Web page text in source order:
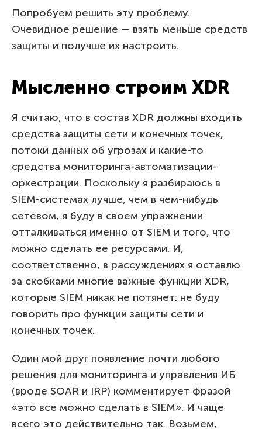
Попробуем решить эту проблему.
Очевидное решение — взять меньше средств
защиты и получше их настроить.
Мысленно строим XDR
Я считаю, что в состав XDR должны входить
средства защиты сети и конечных точек,
потоки данных об угрозах и какие-то
средства мониторинга-автоматизации-
оркестрации. Поскольку я разбираюсь в
SIEM-системах лучше, чем в чем-нибудь
сетевом, я буду в своем упражнении
отталкиваться именно от SIEM и того, что
можно сделать ее ресурсами. И,
соответственно, в рассуждениях я оставлю
за скобками многие важные функции XDR,
которые SIEM никак не потянет: не буду
говорить про функции защиты сети и
конечных точек.
Один мой друг появление почти любого
решения для мониторинга и управления ИБ
(вроде SOAR и IRP) комментирует фразой
«это все можно сделать в SIEM». И чаще
всего это действительно так. Возьмем,